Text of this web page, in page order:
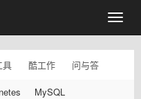
具 酷工作 问与答
MySQL